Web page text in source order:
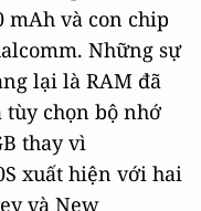
mAh và con chip
Những sự
lại là RAM đã
tùy chọn bộ nhớ
thay vì
xuất hiện với hai
và New